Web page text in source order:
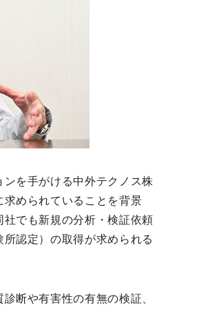
を手がける中外テクノス株
められていることを背景
でも新規の分析・検証依頼
認定）の取得が求められる
断や有害性の有無の検証、